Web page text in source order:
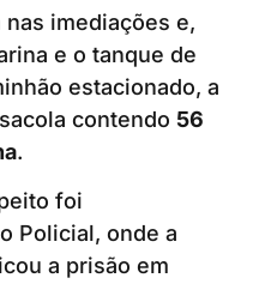
imediações e,
e o tanque de
estacionado, a
contendo 56
.
foi
Policial, onde a
a prisão em